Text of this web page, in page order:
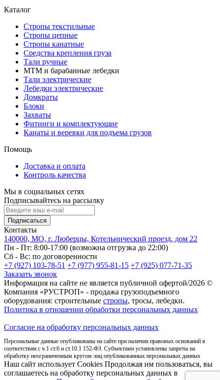
Каталог
Стропы текстильные
Стропы цепные
Стропы канатные
Средства крепления груза
Тали ручные
МТМ и барабанные лебедки
Тали электрические
Лебедки электрические
Домкраты
Блоки
Захваты
Фитинги и комплектующие
Канаты и веревки для подъема грузов
Помощь
Доставка и оплата
Контроль качества
Мы в социальных сетях
Подписывайтесь на рассылку
Подписаться
Контакты
140000, МО, г. Люберцы, Котельнический проезд, дом 22
Пн - Пт: 8:00-17:00 (возможна отгрузка до 22:00)
Сб - Вс: по договоренности
+7 (927) 103-78-51 +7 (977) 955-81-15 +7 (925) 077-71-35
Заказать звонок
Информация на сайте не является публичной офертой/2026 ©
Компания «РУСТРОП» - продажа грузоподъемного
оборудования: строительные стропы, тросы, лебедки.
Политика в отношении обработки персональных данных
Согласие на обработку персональных данных
Персональные данные опубликованы на сайте при наличии правовых оснований в
соответствии с ч.1 ст.6 и ст.10.1 152-ФЗ. Субъектами установлены запреты на
обработку неограниченным кругом лиц опубликованных персональных данных
Наш сайт использует Cookies Продолжая им пользоваться, вы
соглашаетесь на обработку персональных данных в